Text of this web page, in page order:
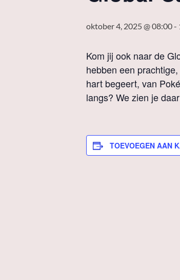
oktober 4, 2025 @ 08:00-
Kom jij ook naar de
hebben een
hart begeert, van
langs? We zien je
TOEVOEGEN AAN